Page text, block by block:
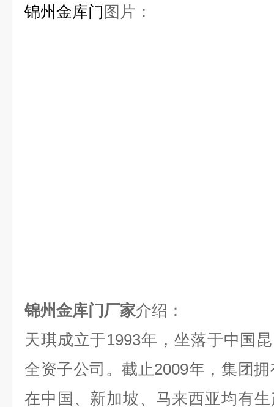
锦州金库门 图片：
锦州金库门厂家介绍：
天琪成立于1993年，坐落于中国
全资子公司。截止2009年，集团拥
在中国、新加坡、马来西亚均有